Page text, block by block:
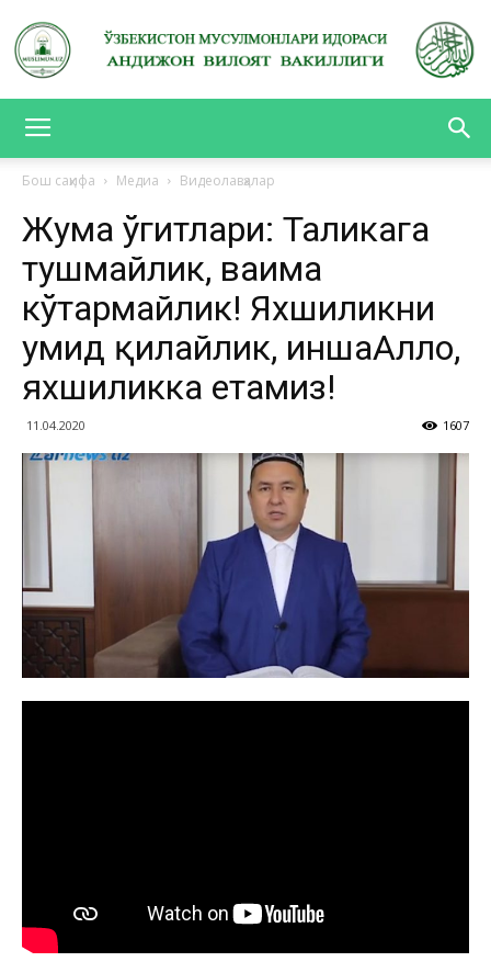
ВИЛОЯТ
Бош саҳифа Медиа Видеолавҳалар
Жума ўгитлари: Таҳликага
тушмайлик, ваҳима
кўтармайлик! Яхшиликни
умид қилайлик, иншаАллоҳ,
яхшиликка етамиз!
11.04.2020 1607